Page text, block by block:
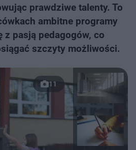
prawdziwe talenty. To
ambitne programy
z pasją pedagogów, co
szczyty możliwości.
11